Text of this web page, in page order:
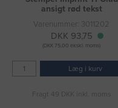
ansigt rød tekst
Varenummer: 3011202
DKK 93,75
(DKK 75,00 ekskl. moms)
Læg i kurv
Fragt 49 DKK inkl. moms